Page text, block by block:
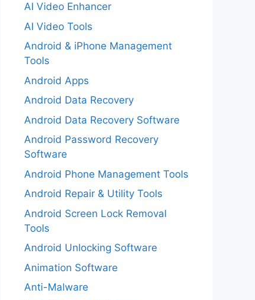
AI Video Enhancer
AI Video Tools
Android & iPhone Management
Tools
Android Apps
Android Data Recovery
Android Data Recovery Software
Android Password Recovery
Software
Android Phone Management Tools
Android Repair & Utility Tools
Android Screen Lock Removal
Tools
Android Unlocking Software
Animation Software
Anti-Malware